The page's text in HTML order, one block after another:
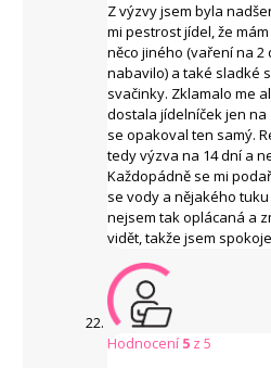
Z výzvy jsem byla
mi pestrost jídel, že
něco jiného (vaření na 2
nabavilo) a také sladké
svačinky. Zklamalo me
dostala jídelníček jen na
se opakoval ten samý.
tedy výzva na 14 dní a
Každopádně se mi
se vody a nějakého tuku
nejsem tak oplácaná a
vidět, takže jsem
Hodnocení 5 z 5